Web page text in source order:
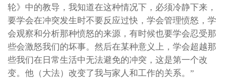
轮》中的教导，我知道在这种情况下，必须冷静下来，
要学会在冲突发生时不要反应过快，学会管理愤怒，学
会观察和分析那种愤怒的来源，有时候也要学会忍受那
些会激怒我们的坏事。然后在某种意义上，学会超越那
些我们在日常生活中无法避免的冲突，这是第一个改
变。他（大法）改变了我与家人和工作的关系。”